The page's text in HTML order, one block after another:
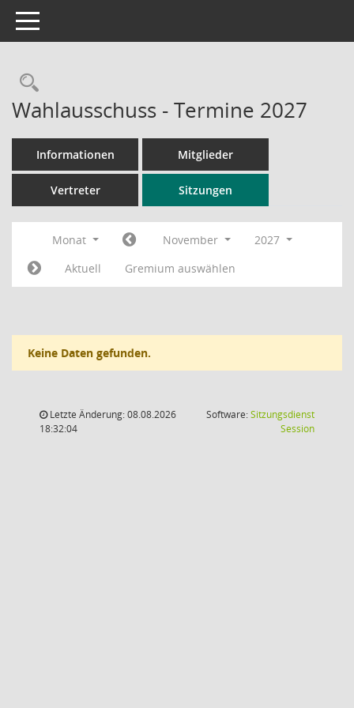
Toggle navigation
Rechercheauswahl
Wahlausschuss - Termine 2027
Informationen Mitglieder
Vertreter Sitzungen
Monat November
2027
Aktuell
Gremium auswählen
Keine Daten gefunden.
Letzte Änderung: 08.08.2026
18:32:04
Software:Sitzungsdienst
Session(Wird in